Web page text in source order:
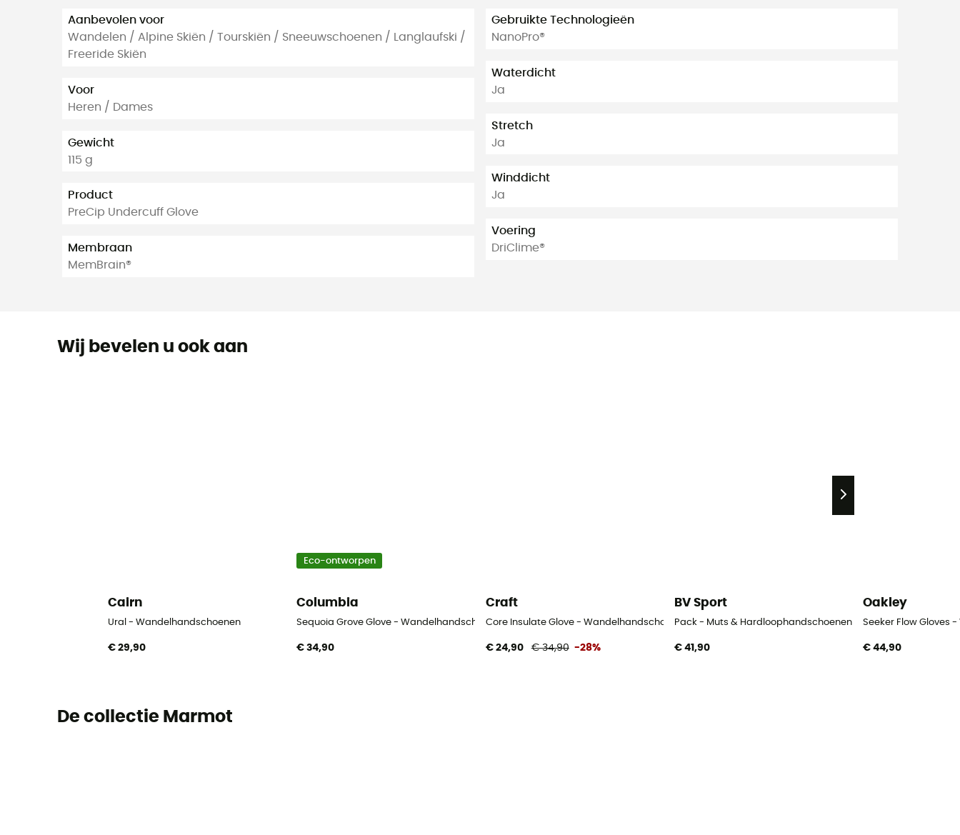
Aanbevolen voor
Wandelen / Alpine Skiën / Tourskiën / Sneeuwschoenen / Langlaufski /
Freeride Skiën
Voor
Heren / Dames
Gewicht
115 g
Product
PreCip Undercuff Glove
Membraan
MemBrain®
Gebruikte Technologieën
NanoPro®
Waterdicht
Ja
Stretch
Ja
Winddicht
Ja
Voering
DriClime®
Wij bevelen u ook aan
Cairn
Ural - Wandelhandschoenen
€ 29,90
Eco-ontworpen
Columbia
Sequoia Grove Glove - Wandelhandschoenen - Heren
€ 34,90
Craft
Core Insulate Glove - Wandelhandschoenen
€ 24,90 € 34,90 -28%
BV Sport
Pack - Muts & Hardloophandschoenen
€ 41,90
Oakley
Seeker Flow Gloves
€ 44,90
De collectie Marmot